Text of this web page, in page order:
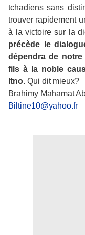
tchadiens sans
trouver rapidement
à la victoire sur la
précède le
dépendra de
fils à la noble
Itno. Qui dit mieux?
Brahimy Mahamat
Biltine10@yahoo.fr